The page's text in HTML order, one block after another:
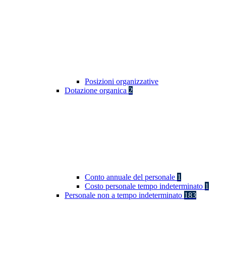
Posizioni organizzative
Dotazione organica 2
Conto annuale del personale 1
Costo personale tempo indeterminato 1
Personale non a tempo indeterminato 183